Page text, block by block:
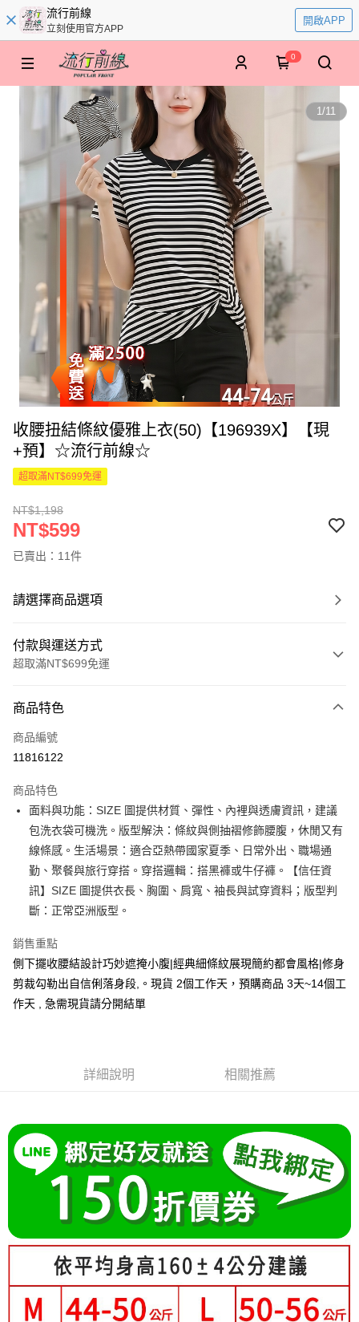
流行前線
立刻使用官方APP
開啟APP
0
1/11
收腰扭結條紋優雅上衣(50)【196939X】【現
+預】☆流行前線☆
超取滿NT$699免運
NT$1,198
NT$599
已賣出：11件
請選擇商品選項
付款與運送方式
超取滿NT$699免運
信用卡一次付款
超商取貨付款
Apple Pay
街口支付
悠遊付
Google Pay
大哥付你分期
相關說明
流程，驗證手機門號後，選擇欲分期的期數、繳款截止日，確認付款後即完
消。如遇「轉專審核」未通過狀況，表示未達大哥付你分期系統評分，恕無
法說明評估內容。
【繳款方式說明】
1.分期款項不併入電信帳單，「大哥付你分期」於每月結算日後寄送繳費提
醒簡訊。
2.透過簡訊連結打開帳單後，可選擇「超商條碼／台灣大直營門市／銀行轉
帳／街口支付／iPASS MONEY」等通路繳費。
【注意事項】
1.本服務係由「台灣大哥大股份有限公司」（以下簡稱本公司）所提供，讓
用戶於交易時，得透過本服務購買商品或服務，並由商店將買賣／分期付款
2.基於同意付款使用「大哥付你分期」之契約關係目的，商店將以您的個人
資料（包含姓名、電話或地址）提供予台灣大哥大進項蒐集、處理及利用，
【關於「AFTEE先享後付」】
３．安心：先確認商品／服務後，再付款。
【「AFTEE先享後付」結帳流程】
１．於結帳方式選擇「AFTEE先享後付」後，將跳轉至「AFTEE先享後付」
結帳頁面，進行簡訊認證並確認金額後，即可完成結帳。
２．訂單成立數日內，您將收到繳費通知簡訊。
ATM／網路銀行／等多元方式進行付款，方視為交易完成。
※ 請注意：結帳手續完成當下不需立刻繳費，但若您需要取消訂單，請聯絡
購買商品的店家。未經商家同意取消之訂單仍視為有效，需透過AFTEE先享
後付繳納相關費用。
※ 交易是否成功請以「AFTEE先享後付 」之結帳頁面顯示為準，若有關於
是否繳費成功／繳費後需取消欲退款等相關疑問，請聯繫「AFTEE先享後付
「Hami Point」為中華電信所提供之點數服務，可於會員專區綁定中華電信
會員帳號後，即可在購物車使用 Hami Point 折抵消費金額 (1點等於1元)。
ATM付款
運送方式
每筆NT$80，滿NT$699(含以上)免運費
付款後全家取貨
每筆NT$80，滿NT$699(含以上)免運費
萊爾富取貨付款
商品特色
商品編號
11816122
商品特色
面料與功能：SIZE 圖提供材質、彈性、內裡與透膚資訊，建議
包洗衣袋可機洗。版型解決：條紋與側抽褶修飾腰腹，休閒又有
線條感。生活場景：適合亞熱帶國家夏季、日常外出、職場通
勤、聚餐與旅行穿搭。穿搭邏輯：搭黑褲或牛仔褲。【信任資
訊】SIZE 圖提供衣長、胸圍、肩寬、袖長與試穿資料；版型判
斷：正常亞洲版型。
銷售重點
側下擺收腰結設計巧妙遮掩小腹|經典細條紋展現簡約都會風格|修身
剪裁勾勒出自信俐落身段,。現貨 2個工作天，預購商品 3天~14個工
作天 , 急需現貨請分開結單
詳細說明 相關推薦